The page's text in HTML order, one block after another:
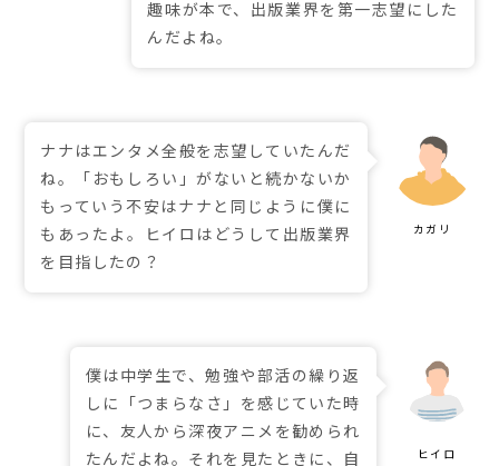
趣味が本で、出版業界を第一志望にした
んだよね。
ナナはエンタメ全般を志望していたんだ
ね。「おもしろい」がないと続かないか
もっていう不安はナナと同じように僕に
もあったよ。ヒイロはどうして出版業界
を目指したの？
僕は中学生で、勉強や部活の繰り返
しに「つまらなさ」を感じていた時
に、友人から深夜アニメを勧められ
たんだよね。それを見たときに、自